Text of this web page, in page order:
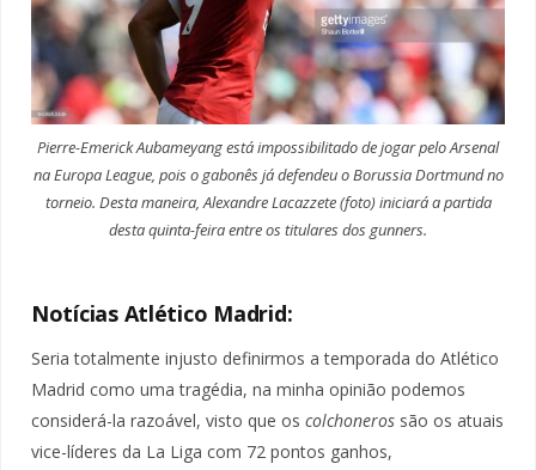
Pierre-Emerick Aubameyang está impossibilitado de jogar pelo Arsenal
na Europa League, pois o gabonês já defendeu o Borussia Dortmund no
torneio. Desta maneira, Alexandre Lacazzete (foto) iniciará a partida
desta quinta-feira entre os titulares dos gunners.
Notícias Atlético Madrid:
Seria totalmente injusto definirmos a temporada do Atlético
Madrid como uma tragédia, na minha opinião podemos
considerá-la razoável, visto que os colchoneros são os atuais
vice-líderes da La Liga com 72 pontos ganhos,